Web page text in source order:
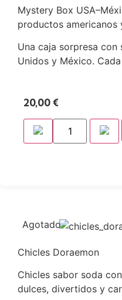
Mystery Box
productos americanos
Una caja sorpresa
Unidos y México.
20,00€
Agotado
Chicles Doraemon
Chicles sabor soda
dulces, divertidos y